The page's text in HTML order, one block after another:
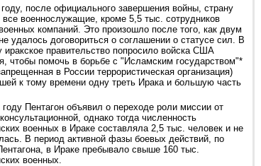
году, после официального завершения войны, страну
все военнослужащие, кроме 5,5 тыс. сотрудников
компаний. Это произошло после того, как двум
удалось договориться о соглашении о статусе сил. В
иракское правительство попросило войска США
чтобы помочь в борьбе с "Исламским государством"*
в России террористическая организация)
к тому времени одну треть Ирака и большую часть
году Пентагон объявил о переходе роли миссии от
однако тогда численность
военных в Ираке составляла 2,5 тыс. человек и не
В период активной фазы боевых действий, по
в Ираке пребывало свыше 160 тыс.
военных.